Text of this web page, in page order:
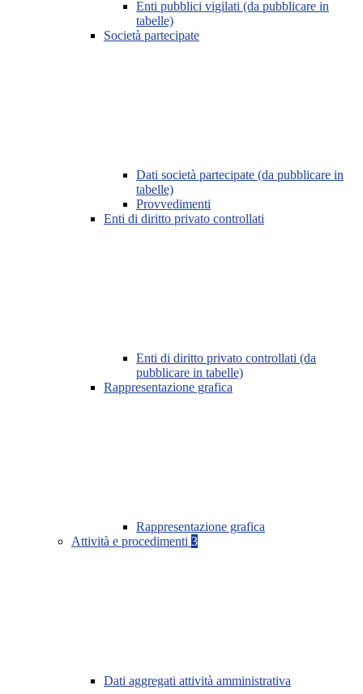
Enti pubblici vigilati (da pubblicare in
tabelle)
Società partecipate
Dati società partecipate (da pubblicare in
tabelle)
Provvedimenti
Enti di diritto privato controllati
Enti di diritto privato controllati (da
pubblicare in tabelle)
Rappresentazione grafica
Rappresentazione grafica
Attività e procedimenti 3
Dati aggregati attività amministrativa